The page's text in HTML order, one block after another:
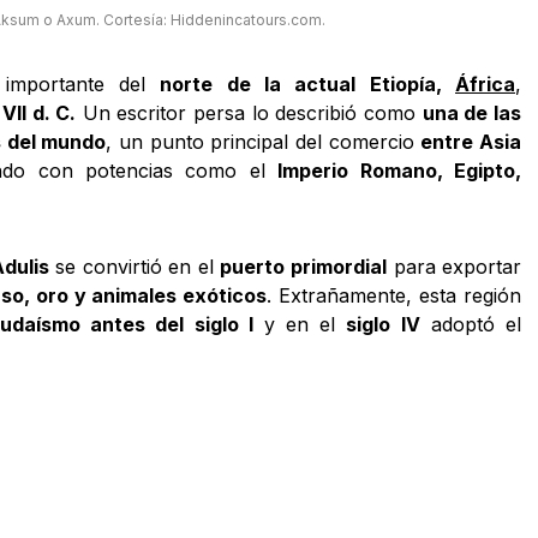
o Axum. Cortesía: Hiddenincatours.com.
del norte de la actual Etiopía,África,
d. C. Un escritor persa lo describió como una de las
mundo, un punto principal del comercio entre Asia
con potencias como el Imperio Romano, Egipto,
se convirtió en el puerto primordialpara exportar
oro y animales exóticos. Extrañamente, esta región
antes del siglo Iy en el siglo IVadoptó el